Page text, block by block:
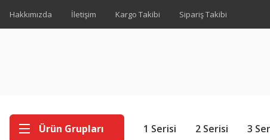
Hakkımızda İletişim Kargo Takibi Sipariş Takibi
Ürün Grupları 1 Serisi 2 Serisi 3